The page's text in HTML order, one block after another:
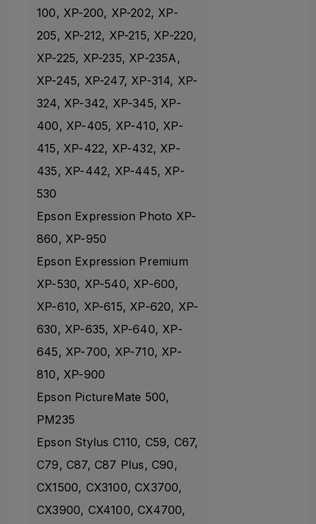
100, XP-200, XP-202, XP-
205, XP-212, XP-215, XP-220,
XP-225, XP-235, XP-235A,
XP-245, XP-247, XP-314, XP-
324, XP-342, XP-345, XP-
400, XP-405, XP-410, XP-
415, XP-422, XP-432, XP-
435, XP-442, XP-445, XP-
530
Epson Expression Photo XP-
860, XP-950
Epson Expression Premium
XP-530, XP-540, XP-600,
XP-610, XP-615, XP-620, XP-
630, XP-635, XP-640, XP-
645, XP-700, XP-710, XP-
810, XP-900
Epson PictureMate 500,
PM235
Epson Stylus C110, C59, C67,
C79, C87, C87 Plus, C90,
CX1500, CX3100, CX3700,
CX3900, CX4100, CX4700,